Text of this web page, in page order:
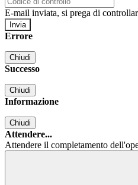
E-mail inviata, si prega di
Errore
Chiudi
Successo
Chiudi
Informazione
Chiudi
Attendere...
Attendere il completamento